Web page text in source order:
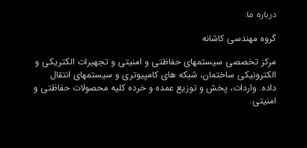
درباره ما:
گروه مهندسی کاشانه
مرکز تخصصی سیستمهای حفاظتی و امنیتی و تجهیرات الکتریکی و
الکترونیکی ساختمان، شبکه های کامپیوتری و سیستمهای انتقال
داده. واردات، پخش و توزیع عمده و خرده کلیه محصولات حفاظتی و
امنیتی.